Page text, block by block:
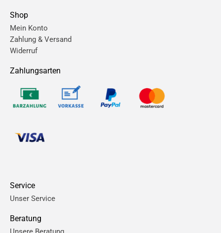
Shop
Mein Konto
Zahlung & Versand
Widerruf
Zahlungsarten
Service
Unser Service
Beratung